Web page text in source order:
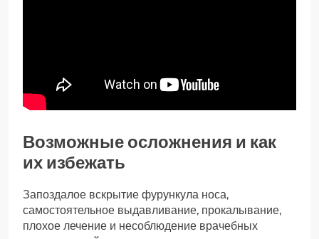
Возможные осложнения и как
их избежать
Запоздалое вскрытие фурункула носа,
самостоятельное выдавливание, прокалывание,
плохое лечение и несоблюдение врачебных